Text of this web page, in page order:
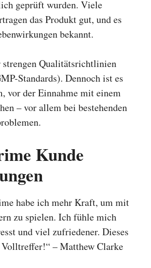
geprüft wurden. Viele
das Produkt gut, und es
bekannt.
Qualitätsrichtlinien
Standards). Dennoch ist es
vor der Einnahme mit einem
– vor allem bei bestehenden
Kunde
habe ich mehr Kraft, um mit
zu spielen. Ich fühle mich
und viel zufriedener. Dieses
– Matthew Clarke